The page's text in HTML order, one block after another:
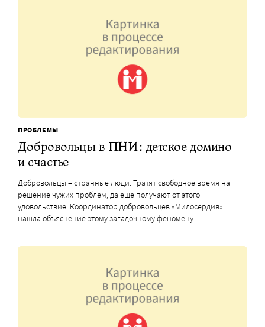
ПРОБЛЕМЫ
Добровольцы в ПНИ: детское домино
и счастье
Добровольцы – странные люди. Тратят свободное время на
решение чужих проблем, да еще получают от этого
удовольствие. Координатор добровольцев «Милосердия»
нашла объяснение этому загадочному феномену